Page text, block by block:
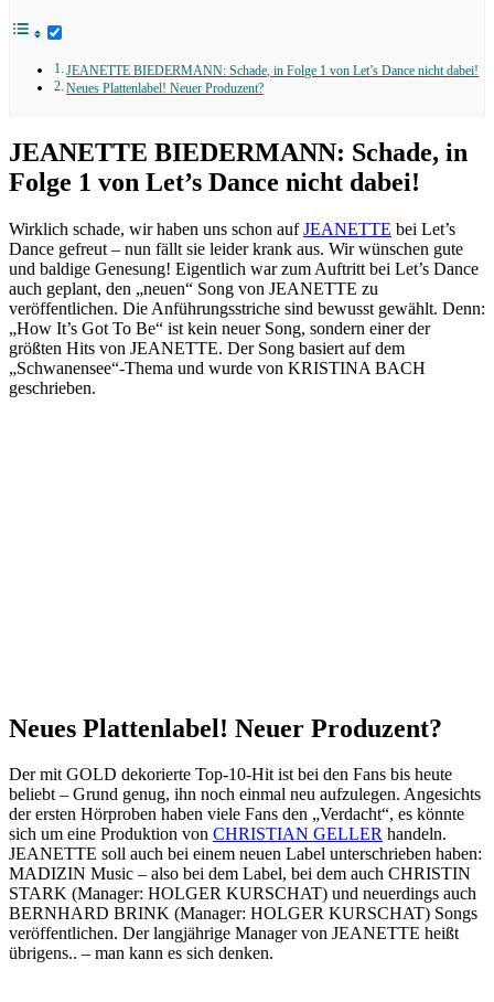
JEANETTE BIEDERMANN: Schade, in Folge 1 von Let’s Dance nicht dabei!
Neues Plattenlabel! Neuer Produzent?
JEANETTE BIEDERMANN: Schade, in
Folge 1 von Let’s Dance nicht dabei!
Wirklich schade, wir haben uns schon aufJEANETTE bei Let’s
Dance gefreut – nun fällt sie leider krank aus. Wir wünschen gute
und baldige Genesung! Eigentlich war zum Auftritt bei Let’s Dance
auch geplant, den „neuen“ Song von JEANETTE zu
veröffentlichen. Die Anführungsstriche sind bewusst gewählt. Denn:
„How It’s Got To Be“ ist kein neuer Song, sondern einer der
größten Hits von JEANETTE. Der Song basiert auf dem
„Schwanensee“-Thema und wurde von KRISTINA BACH
geschrieben.
Neues Plattenlabel! Neuer Produzent?
Der mit GOLD dekorierte Top-10-Hit ist bei den Fans bis heute
beliebt – Grund genug, ihn noch einmal neu aufzulegen. Angesichts
der ersten Hörproben haben viele Fans den „Verdacht“, es könnte
sich um eine Produktion von CHRISTIAN GELLER handeln.
JEANETTE soll auch bei einem neuen Label unterschrieben haben:
MADIZIN Music – also bei dem Label, bei dem auch CHRISTIN
STARK (Manager: HOLGER KURSCHAT) und neuerdings auch
BERNHARD BRINK (Manager: HOLGER KURSCHAT) Songs
veröffentlichen. Der langjährige Manager von JEANETTE heißt
übrigens.. – man kann es sich denken.